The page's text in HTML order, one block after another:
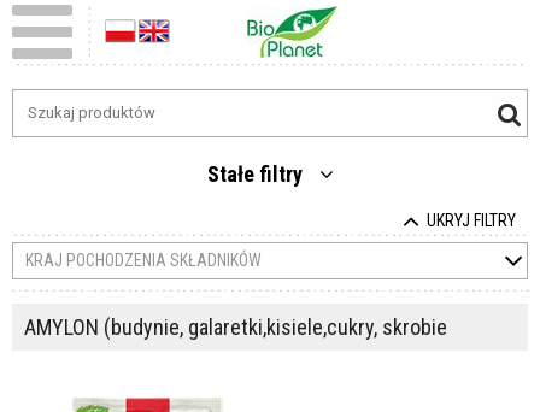
Stałe filtry
UKRYJ FILTRY
KRAJ POCHODZENIA SKŁADNIKÓW
AMYLON (budynie, galaretki,kisiele,cukry, skrobie